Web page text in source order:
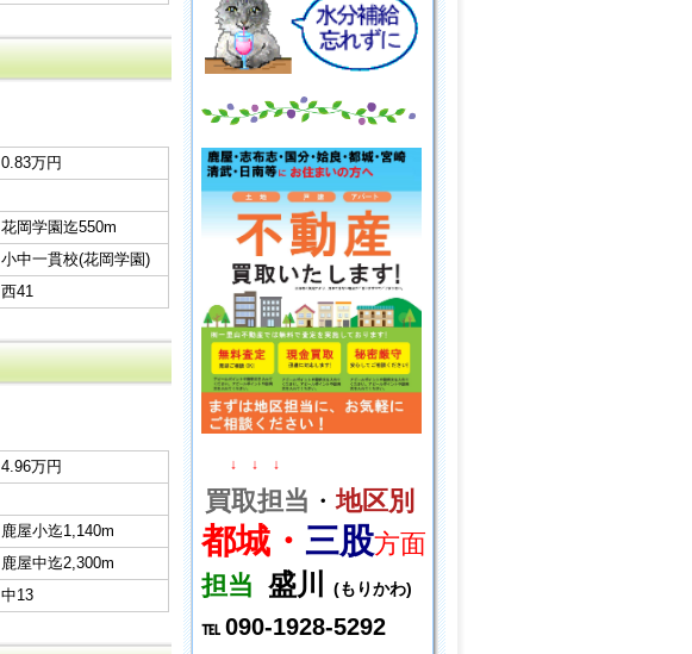
0.83万円
花岡学園迄550m
小中一貫校(花岡学園)
西41
4.96万円
鹿屋小迄1,140m
鹿屋中迄2,300m
中13
↓ ↓ ↓
買取担当 ・地区別
都城・ 三股方面
担当 盛川 (もりかわ)
℡ 090-1928-5292